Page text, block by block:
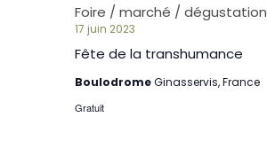
Foire / marché / dégustation
Fête de la transhumance
17 juin 2023
BoulodromeGinasservis, France
Gratuit